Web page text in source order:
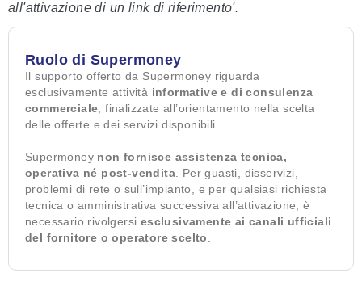
all'attivazione di un link di riferimento'.
Ruolo di Supermoney
Il supporto offerto da Supermoney riguarda
esclusivamente attività informative e di consulenza
commerciale , finalizzate all’orientamento nella scelta
delle offerte e dei servizi disponibili.
Supermoney non fornisce assistenza tecnica,
operativa né post-vendita . Per guasti, disservizi,
problemi di rete o sull’impianto, e per qualsiasi richiesta
tecnica o amministrativa successiva all’attivazione, è
necessario rivolgersi esclusivamente ai canali ufficiali
del fornitore o operatore scelto